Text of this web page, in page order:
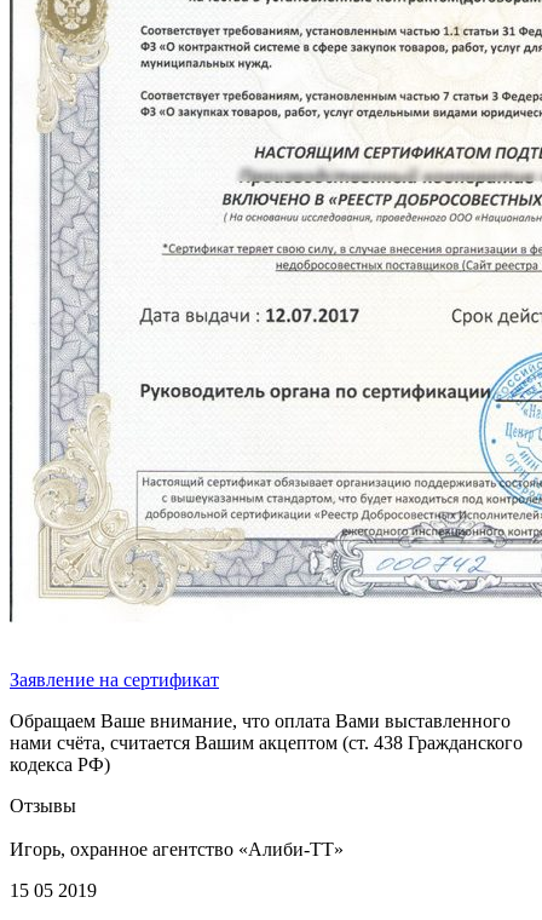
Заявление на сертификат
Обращаем Ваше внимание, что оплата Вами выставленного
нами счёта, считается Вашим акцептом (ст. 438 Гражданского
кодекса РФ)
Отзывы
Игорь, охранное агентство «Алиби-ТТ»
15 05 2019